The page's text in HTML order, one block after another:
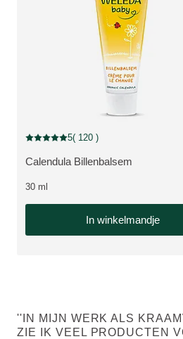
BEKIJK PRODUCT:
Calendula Billenbalsem
Beoordeling: 5 van 5 beoordeeld door
5( 120 )
30 ml
In winkelmandje
''IN MIJN WERK ALS
ZIE IK VEEL PRODUCTEN